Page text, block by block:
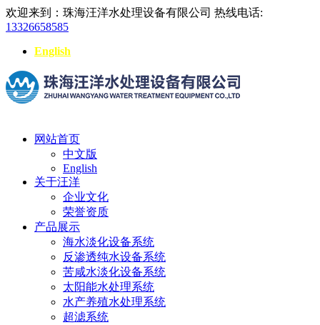
欢迎来到：珠海汪洋水处理设备有限公司 热线电话:
13326658585
English
网站首页
中文版
English
关于汪洋
企业文化
荣誉资质
产品展示
海水淡化设备系统
反渗透纯水设备系统
苦咸水淡化设备系统
太阳能水处理系统
水产养殖水处理系统
超滤系统